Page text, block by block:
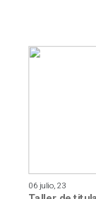
06 julio, 23